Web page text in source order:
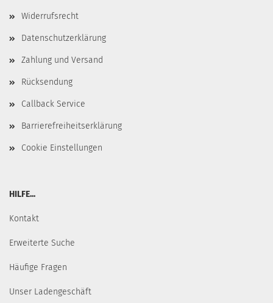
Widerrufsrecht
Datenschutzerklärung
Zahlung und Versand
Rücksendung
Callback Service
Barrierefreiheitserklärung
Cookie Einstellungen
HILFE...
Kontakt
Erweiterte Suche
Häufige Fragen
Unser Ladengeschäft